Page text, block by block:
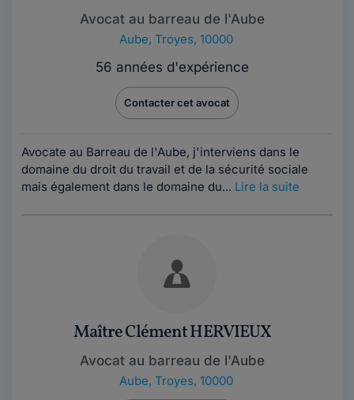
Avocat au barreau de l'Aube
Aube, Troyes, 10000
56 années d'expérience
Contacter cet avocat
Avocate au Barreau de l'Aube, j'interviens dans le
domaine du droit du travail et de la sécurité sociale
mais également dans le domaine du... Lire la suite
Maître Clément HERVIEUX
Avocat au barreau de l'Aube
Aube, Troyes, 10000